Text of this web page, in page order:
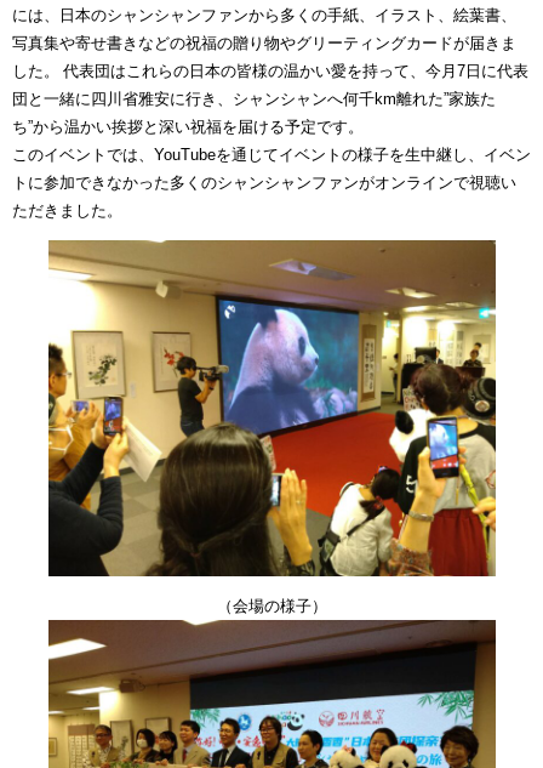
には、日本のシャンシャンファンから多くの手紙、イラスト、絵葉書、
写真集や寄せ書きなどの祝福の贈り物やグリーティングカードが届きま
した。 代表団はこれらの日本の皆様の温かい愛を持って、今月7日に代表
団と一緒に四川省雅安に行き、シャンシャンへ何千km離れた”家族た
ち”から温かい挨拶と深い祝福を届ける予定です。
このイベントでは、YouTubeを通じてイベントの様子を生中継し、イベン
トに参加できなかった多くのシャンシャンファンがオンラインで視聴い
ただきました。
（会場の様子）